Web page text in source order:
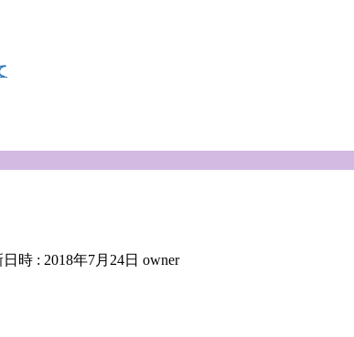
時 : 2018年7月24日 owner